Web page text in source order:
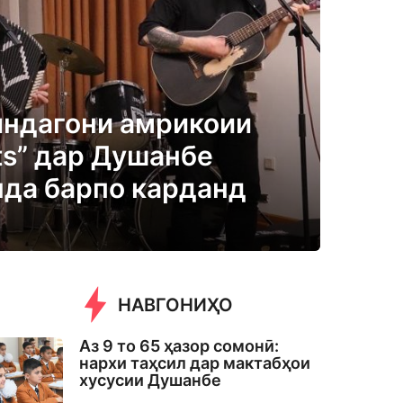
амрикоии
дар Душанбе
барпо карданд
НАВГОНИҲО
Аз 9 то 65 ҳазор сомонӣ:
нархи таҳсил дар мактабҳои
хусусии Душанбе